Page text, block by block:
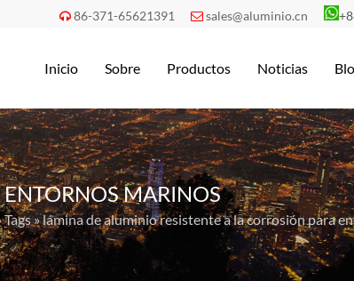
 86-371-65621391  sales@aluminio.cn
Inicio Sobre Productos Noticias
MARINOS
Tags » lámina de aluminio resistente a la corrosión para